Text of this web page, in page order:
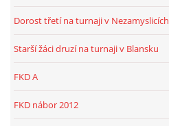
Dorost třetí na turnaji v Nezamyslicích
Starší žáci druzí na turnaji v Blansku
FKD A
FKD nábor 2012